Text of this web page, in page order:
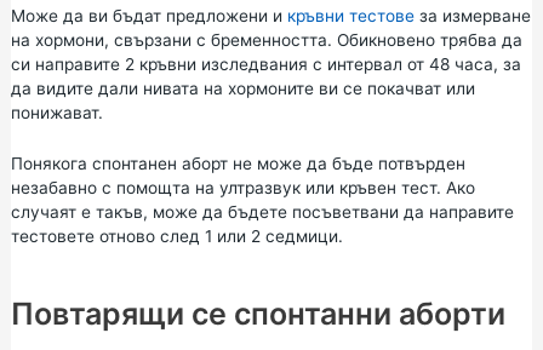
Може да ви бъдат предложени и кръвни тестовеза измерване
на хормони, свързани с бременността. Обикновено трябва да
си направите 2 кръвни изследвания с интервал от 48 часа, за
да видите дали нивата на хормоните ви се покачват или
понижават.
Понякога спонтанен аборт не може да бъде потвърден
незабавно с помощта на ултразвук или кръвен тест. Ако
случаят е такъв, може да бъдете посъветвани да направите
тестовете отново след 1 или 2 седмици.
Повтарящи се спонтанни аборти